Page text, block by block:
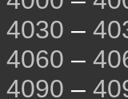
4030 –
4060 –
4090 –